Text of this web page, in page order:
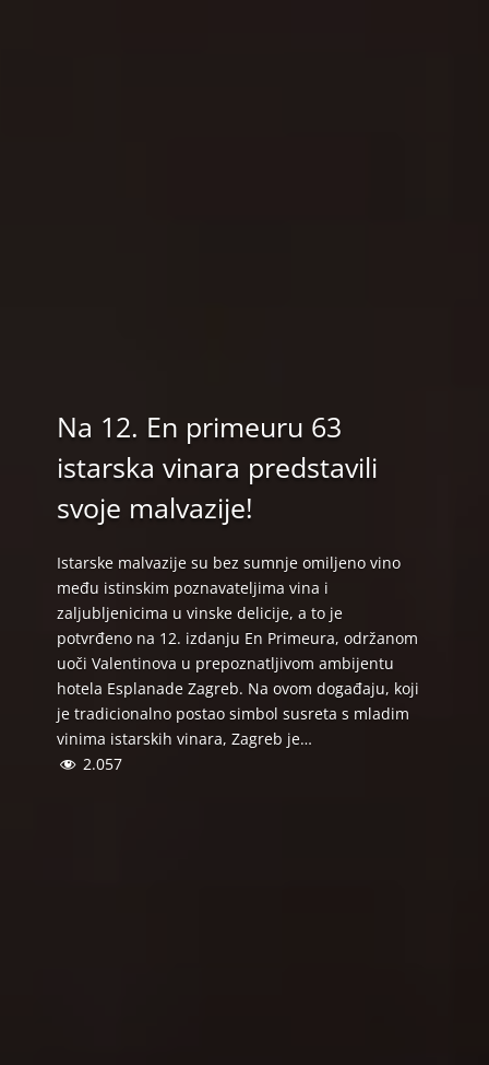
Na 12. En primeuru 63
istarska vinara predstavili
svoje malvazije!
Istarske malvazije su bez sumnje omiljeno vino
među istinskim poznavateljima vina i
zaljubljenicima u vinske delicije, a to je
potvrđeno na 12. izdanju En Primeura, održanom
uoči Valentinova u prepoznatljivom ambijentu
hotela Esplanade Zagreb. Na ovom događaju, koji
je tradicionalno postao simbol susreta s mladim
vinima istarskih vinara, Zagreb je…
2.057